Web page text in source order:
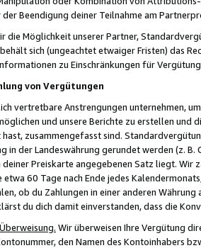
Beendigung deiner Teilnahme am
die Möglichkeit unserer Partner,
sich (ungeachtet etwaiger Fristen) das
zu Einschränkungen für
von Vergütungen
vertretbare Anstrengungen unternehmen,
und unsere Berichte zu erstellen und
zusammengefasst sind.
in der Landeswährung gerundet werden (z.
Preiskarte angegebenen Satz liegt.
60 Tage nach Ende jedes
ob du Zahlungen in einer anderen
du dich damit einverstanden, dass die
Wir überweisen Ihre Vergütung
den Namen des Kontoinhabers